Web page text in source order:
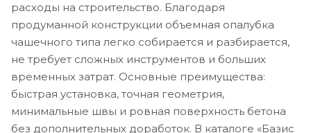
расходы на строительство. Благодаря
продуманной конструкции объемная опалубка
чашечного типа легко собирается и разбирается,
не требует сложных инструментов и больших
временных затрат. Основные преимущества:
быстрая установка, точная геометрия,
минимальные швы и ровная поверхность бетона
без дополнительных доработок. В каталоге «Базис